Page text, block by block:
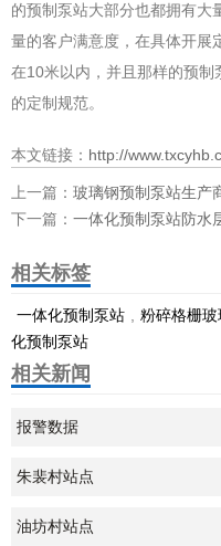
的预制泵站大部分也都拥有大
量的客户满意度，在具体开展
在10米以内，并且那样的预
的定制规范。
本文链接： http://
上一篇： 玻璃钢预制泵站生产
下一篇： 一体化预制泵站防水
相关标签
一体化预制泵站 粉碎格栅
化预制泵站
相关新闻
报警数据
朱裴村站点
油坊村站点